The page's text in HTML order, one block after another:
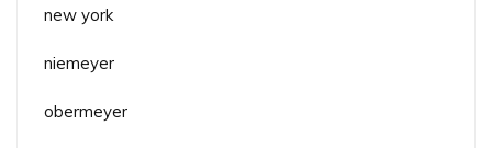
new york
niemeyer
obermeyer